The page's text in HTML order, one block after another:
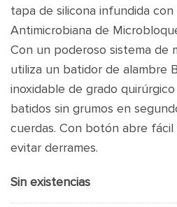
tapa de silicona infundida
Antimicrobiana de
Con un poderoso sistema de
utiliza un batidor de alambre
inoxidable de grado
batidos sin grumos en
cuerdas. Con botón abre fácil
evitar derrames.
Sin existencias